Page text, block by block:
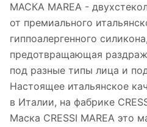
МАСКА MAREA -
от премиального
гиппоалергенного
предотвращающая
под разные типы лица и
Настоящее итальянское
в Италии, на фабрике
Маска CRESSI MAREA это